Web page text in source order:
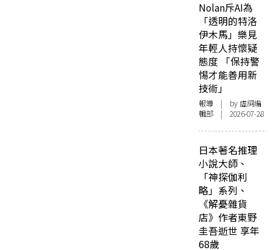
Nolan斥AI為
「透明的特洛
伊木馬」樂見
年輕人持懷疑
態度 「保持警
惕才能善用新
技術」
報導 | by 虛詞編
輯部 | 2026-07-28
日本著名推理
小說大師、
「神探伽利
略」系列、
《解憂雜貨
店》作者東野
圭吾逝世 享年
68歲